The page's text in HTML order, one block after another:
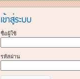
ชื่อผู้ใช้
รหัสผ่าน